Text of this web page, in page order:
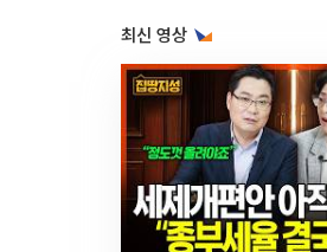
최신 영상